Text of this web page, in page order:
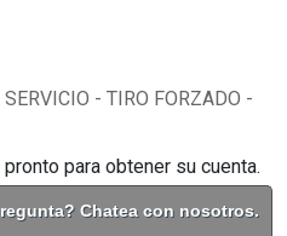
- TIRO FORZADO -
pronto para obtener su cuenta.
puede comprar en
Chatea con nosotros.